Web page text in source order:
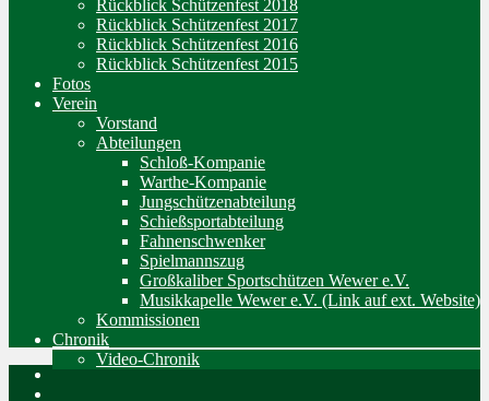
Rückblick Schützenfest 2018
Rückblick Schützenfest 2017
Rückblick Schützenfest 2016
Rückblick Schützenfest 2015
Fotos
Verein
Vorstand
Abteilungen
Schloß-Kompanie
Warthe-Kompanie
Jungschützenabteilung
Schießsportabteilung
Fahnenschwenker
Spielmannszug
Großkaliber Sportschützen Wewer e.V.
Musikkapelle Wewer e.V. (Link auf ext. Website)
Kommissionen
Chronik
Video-Chronik